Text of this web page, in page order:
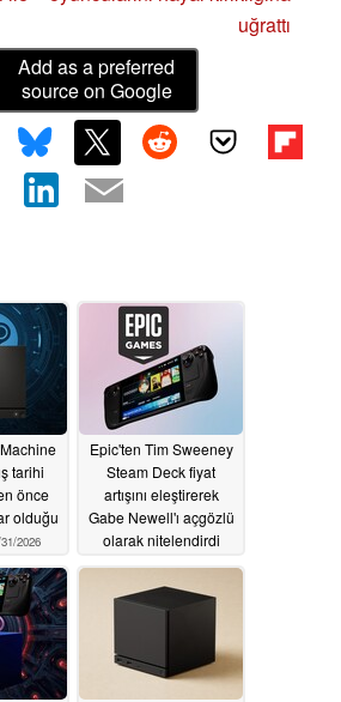
uğrattı
Add as a preferred
source on Google
tarihi
önce
olduğu
2026
Epic'ten Tim Sweeney
Steam Deck fiyat
artışını eleştirerek
Gabe Newell'ı açgözlü
olarak nitelendirdi
05/29/2026